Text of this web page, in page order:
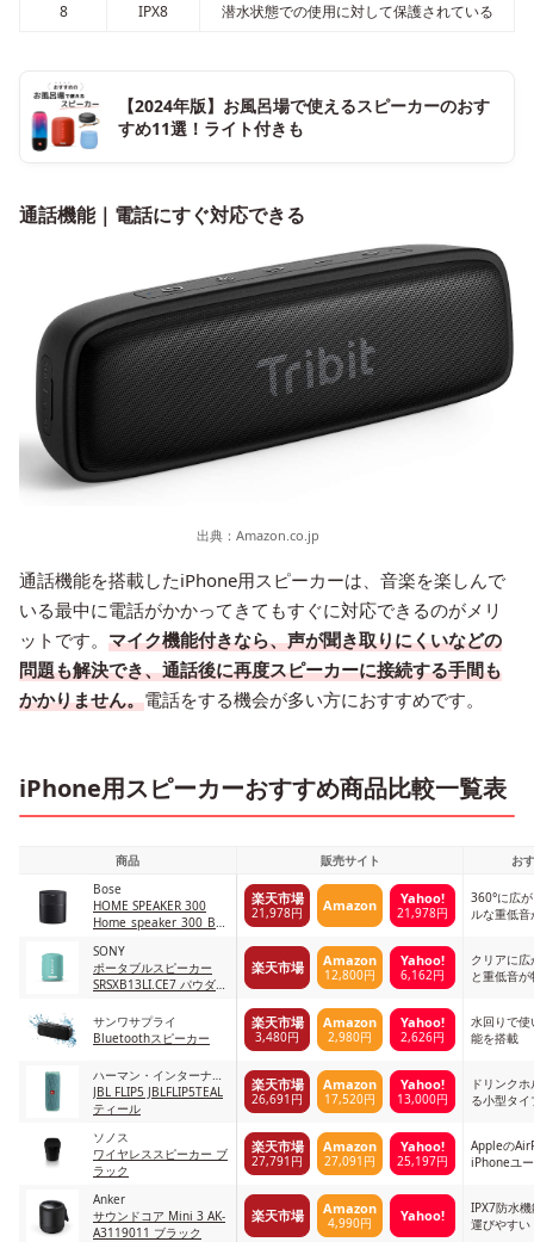
8
IPX8 潜水状態での使用に対して保護されている
【2024年版】お風呂場で使えるスピーカーのおす
すめ11選！ライト付きも
通話機能｜電話にすぐ対応できる
出典： Amazon.co.jp
通話機能を搭載したiPhone用スピーカーは、音楽を楽しんで
いる最中に電話がかかってきてもすぐに対応できるのがメリ
ットです。 マイク機能付きなら、声が聞き取りにくいなどの
問題も解決でき、通話後に再度スピーカーに接続する手間も
かかりません。電話をする機会が多い方におすすめです。
iPhone用スピーカーおすすめ商品比較一覧表
商品 販売サイト
お
Bose
HOME SPEAKER 300
Home_speaker_300_BLK
楽天市場
21,978円 Amazon Yahoo!
21,978円
360°に広
ルな重低
SONY
ポータブルスピーカー
SRSXB13LI.CE7 パウダー
楽天市場 Amazon
12,800円
Yahoo!
6,162円
クリアに
と重低音が
サンワサプライ
Bluetoothスピーカー
楽天市場
3,480円
Amazon
2,980円
Yahoo!
2,626円
水回りで使
能を搭載
ハーマン・インターナシ
ョナル
JBL FLIP5 JBLFLIP5TEAL
ティール
楽天市場
26,691円
Amazon
17,520円
Yahoo!
13,000円
ドリンク
る小型タイ
ソノス
ワイヤレススピーカー ブ
ラック
楽天市場
27,791円
Amazon
27,091円
Yahoo!
25,197円
Appleの
iPhoneユ
Anker
サウンドコア Mini 3 AK-
A3119011 ブラック
楽天市場 Amazon
4,990円 Yahoo!
IPX7防水
運びやすい